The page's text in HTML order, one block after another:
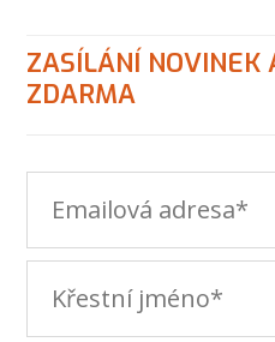
ZASÍLÁNÍ NOVINEK
ZDARMA